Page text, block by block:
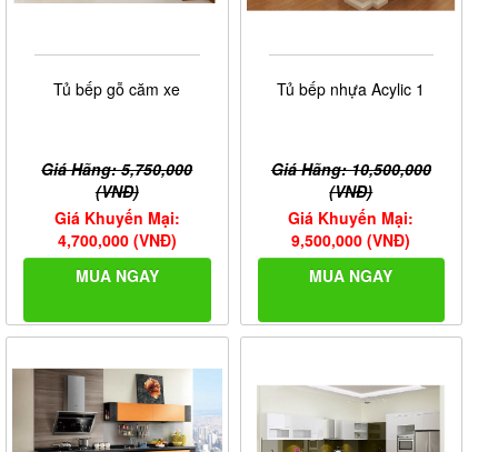
Tủ bếp gỗ căm xe
Giá Hãng: 5,750,000
(VNĐ)
Giá Khuyến Mại:
4,700,000 (VNĐ)
MUA NGAY
Tủ bếp nhựa Acylic 1
Giá Hãng: 10,500,000
(VNĐ)
Giá Khuyến Mại:
9,500,000 (VNĐ)
MUA NGAY